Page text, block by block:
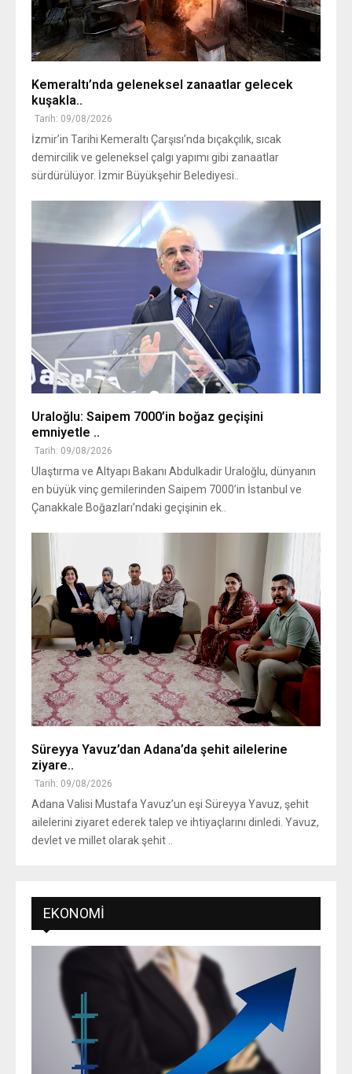
Kemeraltı’nda geleneksel zanaatlar gelecek
kuşakla..
Tarih: 09/08/2026
İzmir’in Tarihi Kemeraltı Çarşısı’nda bıçakçılık, sıcak
demircilik ve geleneksel çalgı yapımı gibi zanaatlar
Uraloğlu: Saipem 7000’in boğaz geçişini
emniyetle ..
Tarih: 09/08/2026
Ulaştırma ve Altyapı Bakanı Abdulkadir Uraloğlu, dünyanın
en büyük vinç gemilerinden Saipem 7000’in İstanbul ve
Süreyya Yavuz’dan Adana’da şehit ailelerine
ziyare..
Tarih: 09/08/2026
Adana Valisi Mustafa Yavuz’un eşi Süreyya Yavuz, şehit
ailelerini ziyaret ederek talep ve ihtiyaçlarını dinledi. Yavuz,
EKONOMI